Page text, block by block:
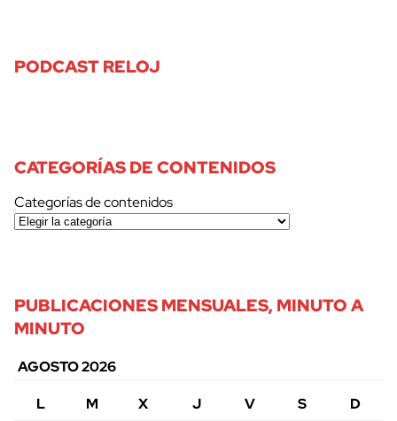
PODCAST RELOJ
CATEGORÍAS DE CONTENIDOS
Categorías de contenidos
PUBLICACIONES MENSUALES, MINUTO A
MINUTO
AGOSTO 2026
L
M X J V S D